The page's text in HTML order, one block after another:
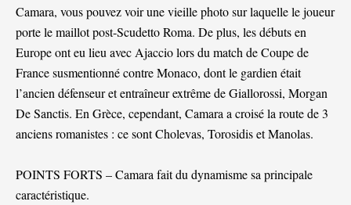
Camara, vous pouvez voir une vieille photo sur laquelle le joueur
porte le maillot post-Scudetto Roma. De plus, les débuts en
Europe ont eu lieu avec Ajaccio lors du match de Coupe de
France susmentionné contre Monaco, dont le gardien était
l’ancien défenseur et entraîneur extrême de Giallorossi, Morgan
De Sanctis. En Grèce, cependant, Camara a croisé la route de 3
anciens romanistes : ce sont Cholevas, Torosidis et Manolas.
POINTS FORTS – Camara fait du dynamisme sa principale
caractéristique.